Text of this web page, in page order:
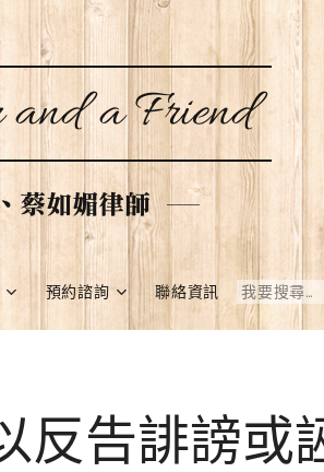
a Friend
蔡如媚律師
預約諮詢 聯絡資訊
反告誹謗或